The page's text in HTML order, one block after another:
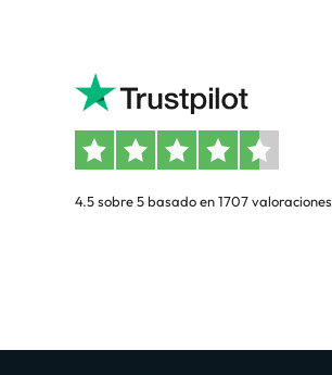
4.5 sobre 5 basado en 1707 valoraciones